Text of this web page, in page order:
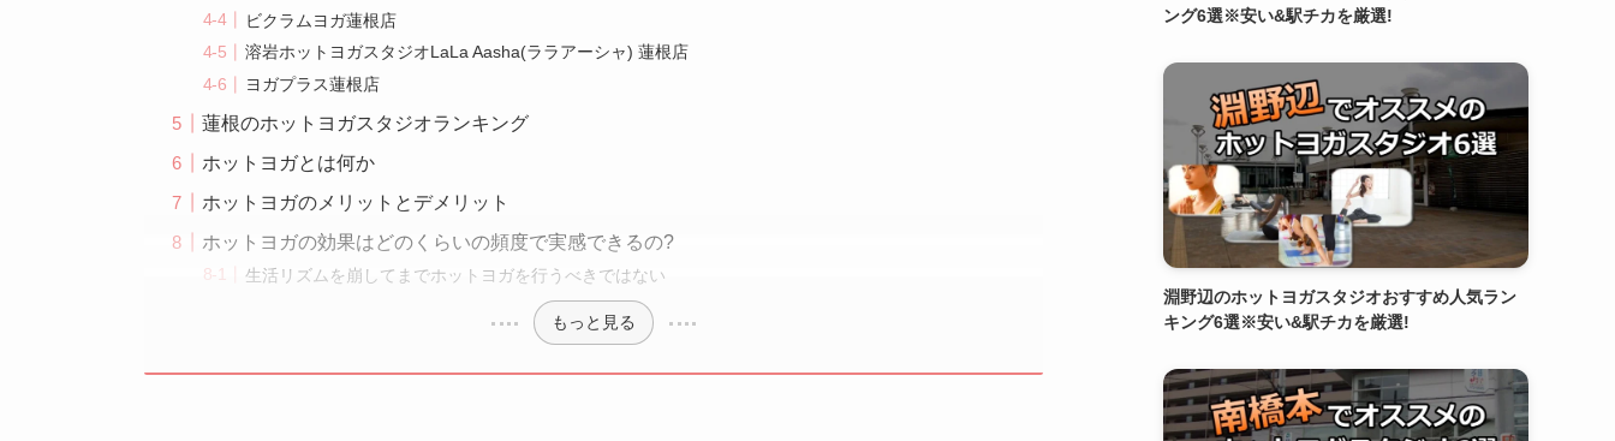
ビクラムヨガ蓮根店
溶岩ホットヨガスタジオLaLa Aasha(ララアーシャ) 蓮根店
ヨガプラス蓮根店
蓮根のホットヨガスタジオランキング
ホットヨガとは何か
ホットヨガのメリットとデメリット
ホットヨガの効果はどのくらいの頻度で実感できるの?
生活リズムを崩してまでホットヨガを行うべきではない
もっと見る
ング6選※安い&駅チカを厳選!
淵野辺のホットヨガスタジオおすすめ人気ラン
キング6選※安い&駅チカを厳選!